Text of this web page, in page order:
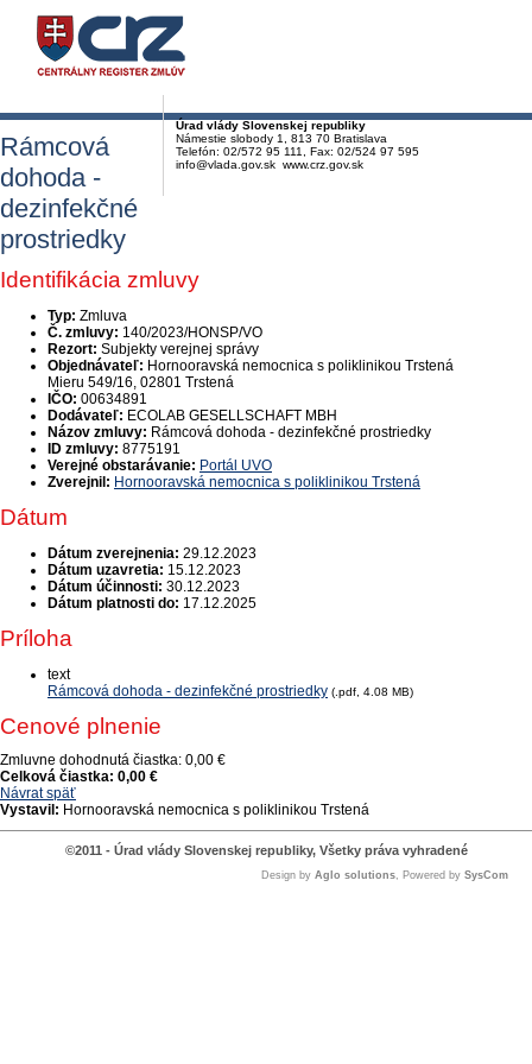
Úrad vlády Slovenskej republiky
Námestie slobody 1, 813 70 Bratislava
Telefón: 02/572 95 111, Fax: 02/524 97 595
info@vlada.gov.sk www.crz.gov.sk
Rámcová
dohoda -
dezinfekčné
prostriedky
Identifikácia zmluvy
Typ: Zmluva
Č. zmluvy: 140/2023/HONSP/VO
Rezort: Subjekty verejnej správy
Objednávateľ: Hornooravská nemocnica s poliklinikou Trstená
Mieru 549/16, 02801 Trstená
IČO: 00634891
Dodávateľ: ECOLAB GESELLSCHAFT MBH
Názov zmluvy: Rámcová dohoda - dezinfekčné prostriedky
ID zmluvy: 8775191
Verejné obstarávanie: Portál UVO
Zverejnil: Hornooravská nemocnica s poliklinikou Trstená
Dátum
Dátum zverejnenia: 29.12.2023
Dátum uzavretia: 15.12.2023
Dátum účinnosti: 30.12.2023
Dátum platnosti do: 17.12.2025
Príloha
text
Rámcová dohoda - dezinfekčné prostriedky (.pdf, 4.08 MB)
Cenové plnenie
Zmluvne dohodnutá čiastka: 0,00 €
Celková čiastka: 0,00 €
Návrat späť
Vystavil: Hornooravská nemocnica s poliklinikou Trstená
©2011 - Úrad vlády Slovenskej republiky, Všetky práva vyhradené
Design by Aglo solutions, Powered by SysCom